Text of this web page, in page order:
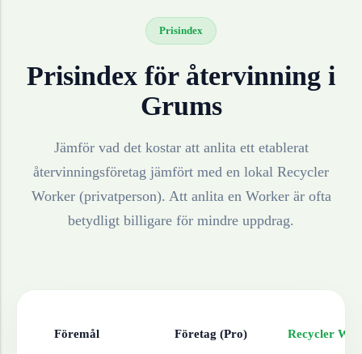
Prisindex
Prisindex för återvinning i
Grums
Jämför vad det kostar att anlita ett etablerat
återvinningsföretag jämfört med en lokal Recycler
Worker (privatperson). Att anlita en Worker är ofta
betydligt billigare för mindre uppdrag.
Föremål Företag (Pro) Recycler